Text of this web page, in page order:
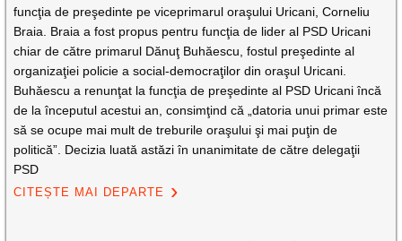
funcţia de preşedinte pe viceprimarul oraşului Uricani, Corneliu
Braia. Braia a fost propus pentru funcţia de lider al PSD Uricani
chiar de către primarul Dănuţ Buhăescu, fostul preşedinte al
organizaţiei policie a social-democraţilor din oraşul Uricani.
Buhăescu a renunţat la funcţia de preşedinte al PSD Uricani încă
de la începutul acestui an, consimţind că „datoria unui primar este
să se ocupe mai mult de treburile oraşului şi mai puţin de
politică”. Decizia luată astăzi în unanimitate de către delegaţii
PSD
CITEȘTE MAI DEPARTE